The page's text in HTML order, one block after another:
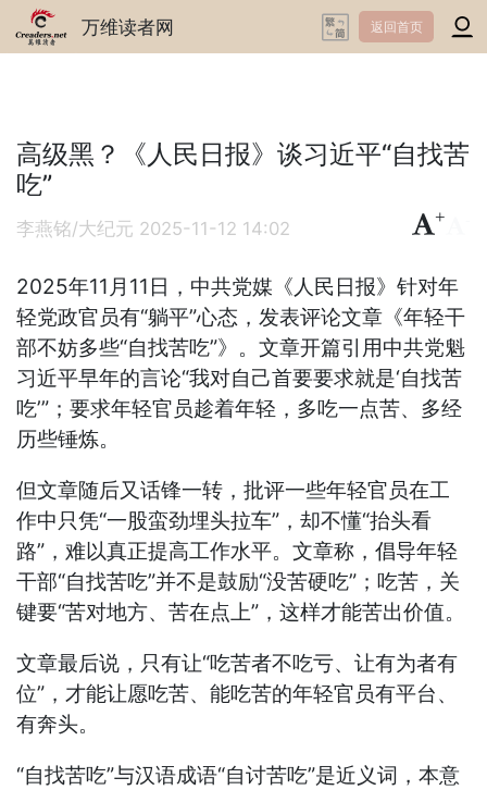
万维读者网 返回首页
高级黑？《人民日报》谈习近平“自找苦
吃”
李燕铭/大纪元 2025-11-12 14:02
+
2025年11月11日，中共党媒《人民日报》针对年
轻党政官员有“躺平”心态，发表评论文章《年轻干
部不妨多些“自找苦吃”》。文章开篇引用中共党魁
习近平早年的言论“我对自己首要要求就是‘自找苦
吃’”；要求年轻官员趁着年轻，多吃一点苦、多经
历些锤炼。
但文章随后又话锋一转，批评一些年轻官员在工
作中只凭“一股蛮劲埋头拉车”，却不懂“抬头看
路”，难以真正提高工作水平。文章称，倡导年轻
干部“自找苦吃”并不是鼓励“没苦硬吃”；吃苦，关
键要“苦对地方、苦在点上”，这样才能苦出价值。
文章最后说，只有让“吃苦者不吃亏、让有为者有
位”，才能让愿吃苦、能吃苦的年轻官员有平台、
有奔头。
“自找苦吃”与汉语成语“自讨苦吃”是近义词，本意